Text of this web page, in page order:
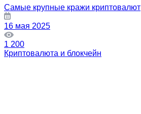
Самые крупные кражи криптовалют
16 мая 2025
1 200
Криптовалюта и блокчейн